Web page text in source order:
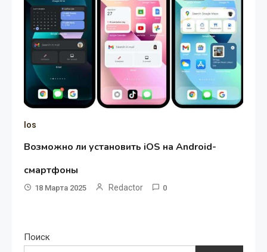
Ios
Возможно ли установить iOS на Android-
смартфоны
18 Марта 2025 Redactor 0
Поиск